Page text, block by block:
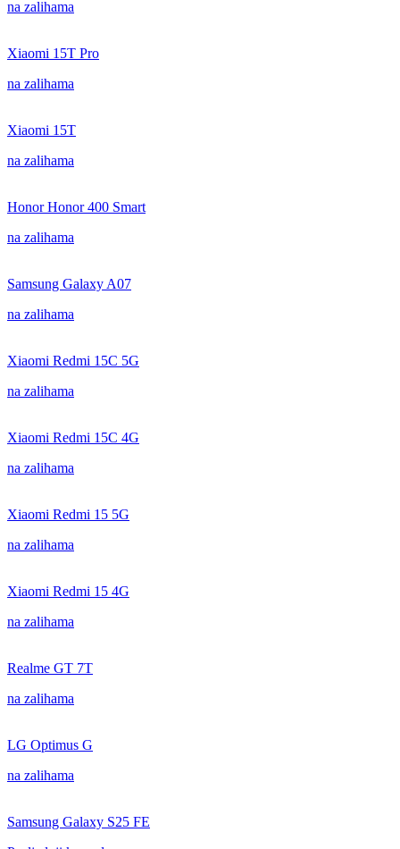
na zalihama
Xiaomi 15T Pro
na zalihama
Xiaomi 15T
na zalihama
Honor Honor 400 Smart
na zalihama
Samsung Galaxy A07
na zalihama
Xiaomi Redmi 15C 5G
na zalihama
Xiaomi Redmi 15C 4G
na zalihama
Xiaomi Redmi 15 5G
na zalihama
Xiaomi Redmi 15 4G
na zalihama
Realme GT 7T
na zalihama
LG Optimus G
na zalihama
Samsung Galaxy S25 FE